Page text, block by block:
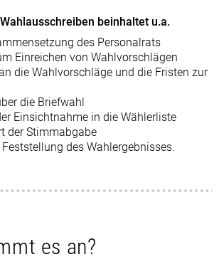
beinhaltet u.a.
des Personalrats
Einreichen von Wahlvorschlägen
die Wahlvorschläge und die Fristen zur
die Briefwahl
Einsichtnahme in die Wählerliste
der Stimmabgabe
des Wahlergebnisses.
es an?